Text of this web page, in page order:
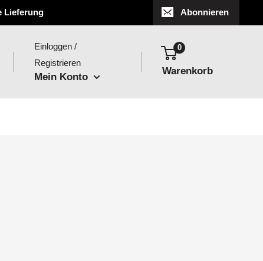
Lieferung Abonnieren
Einloggen /
Registrieren
Mein Konto
0
Warenkorb